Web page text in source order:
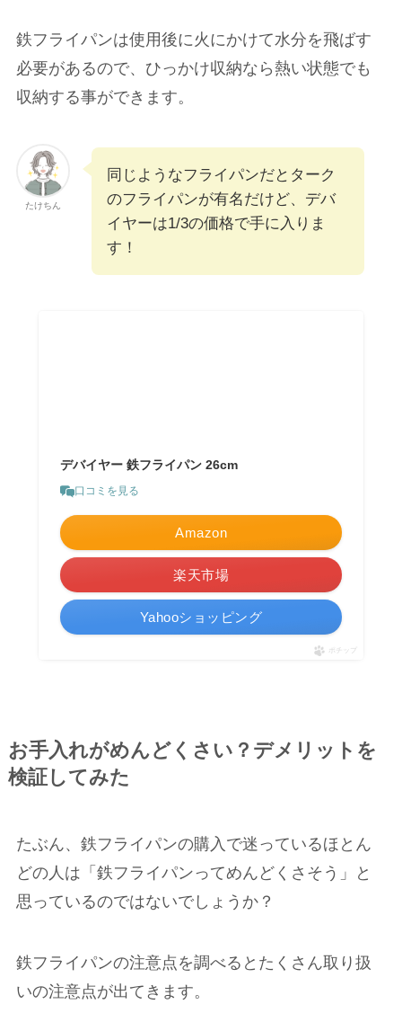
鉄フライパンは使用後に火にかけて水分を飛ばす
必要があるので、ひっかけ収納なら熱い状態でも
収納する事ができます。
たけちん
同じようなフライパンだとターク
のフライパンが有名だけど、デバ
イヤーは1/3の価格で手に入りま
す！
デバイヤー 鉄フライパン 26cm
口コミを見る
Amazon
楽天市場
Yahooショッピング
ポチップ
お手入れがめんどくさい？デメリットを
検証してみた
たぶん、鉄フライパンの購入で迷っているほとん
どの人は「鉄フライパンってめんどくさそう」と
思っているのではないでしょうか？
鉄フライパンの注意点を調べるとたくさん取り扱
いの注意点が出てきます。